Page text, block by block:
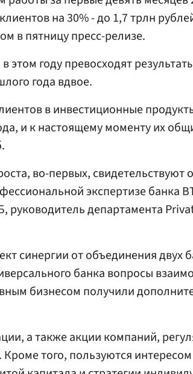
на 30% - до 1,7 трлн
в пятницу пресс-релизе.
этом году превосходят
года вдвое.
в инвестиционные
и к настоящему моменту их
во-первых, свидетельствуют
экспертизе банка
руководитель департамента
синергии от объединения двух
банка вопросы
бизнесом получили
а также акции компаний,
того, пользуются интересом